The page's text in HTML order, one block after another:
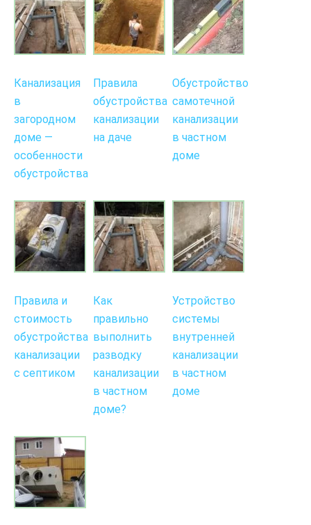
Канализация
в
загородном
доме —
особенности
обустройства
Правила
обустройства
канализации
на даче
Обустройство
самотечной
канализации
в частном
доме
Правила и
стоимость
обустройства
канализации
с септиком
Как
правильно
выполнить
разводку
канализации
в частном
доме?
Устройство
системы
внутренней
канализации
в частном
доме